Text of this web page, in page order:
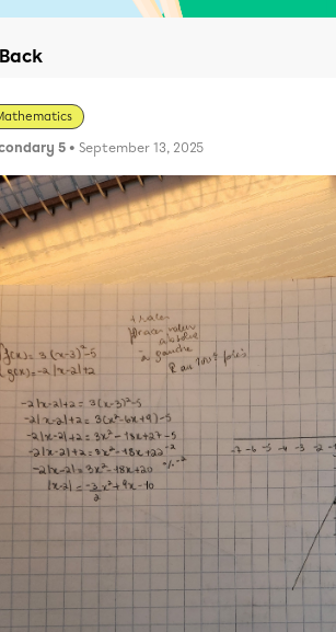
Back
5 • September 13, 2025